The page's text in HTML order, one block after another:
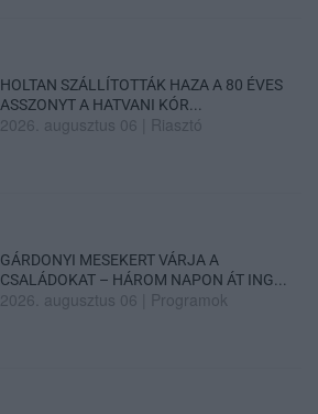
HOLTAN SZÁLLÍTOTTÁK HAZA A 80 ÉVES
ASSZONYT A HATVANI KÓR...
2026. augusztus 06 Riasztó
GÁRDONYI MESEKERT VÁRJA A
CSALÁDOKAT – HÁROM NAPON ÁT ING...
2026. augusztus 06 Programok